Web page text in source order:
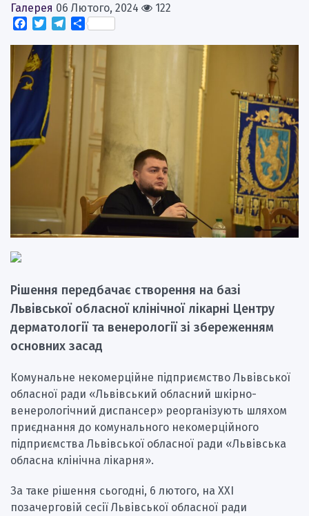
Галерея 06 Лютого, 2024
122
Facebook
TwitterTelegram
Поділитися
Рішення передбачає створення на базі
Львівської обласної клінічної лікарні Центру
дерматології та венерології зі збереженням
основних засад
Комунальне некомерційне підприємство Львівської
обласної ради «Львівський обласний шкірно-
венерологічний диспансер» реорганізують шляхом
приєднання до комунального некомерційного
підприємства Львівської обласної ради «Львівська
обласна клінічна лікарня».
За таке рішення сьогодні, 6 лютого, на XXI
позачерговій сесії Львівської обласної ради